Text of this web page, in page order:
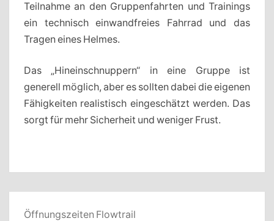
Teilnahme an den Gruppenfahrten und Trainings
ein technisch einwandfreies Fahrrad und das
Tragen eines Helmes.
Das „Hineinschnuppern“ in eine Gruppe ist
generell möglich, aber es sollten dabei die eigenen
Fähigkeiten realistisch eingeschätzt werden. Das
sorgt für mehr Sicherheit und weniger Frust.
Öffnungszeiten Flowtrail